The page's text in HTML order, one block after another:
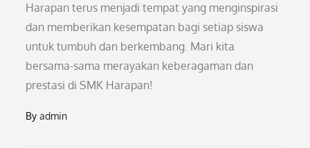
Harapan terus menjadi tempat yang menginspirasi
dan memberikan kesempatan bagi setiap siswa
untuk tumbuh dan berkembang. Mari kita
bersama-sama merayakan keberagaman dan
prestasi di SMK Harapan!
Byadmin